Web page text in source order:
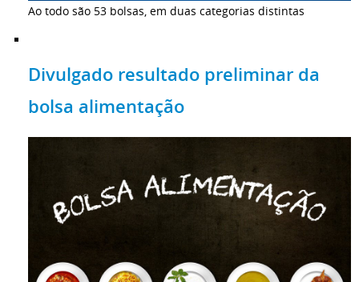
Ao todo são 53 bolsas, em duas categorias distintas
Divulgado resultado preliminar da
bolsa alimentação